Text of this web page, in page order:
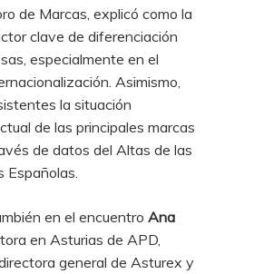
de Marcas, explicó como la
clave de diferenciación
especialmente en el
Asimismo,
la situación
de las principales marcas
de datos del Altas de las
Españolas.
en el encuentro Ana
en Asturias de APD,
directora general de Asturex y